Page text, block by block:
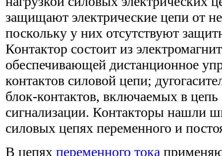
защищают электрические цепи от
поскольку у них отсутствуют
Контактор состоит из
обеспечивающей дистанционное
контактов силовой цепи;
блок-контактов, включаемых в цепь
сигнализации. Контакторы нашли
силовых цепях переменного и
В цепях переменного тока